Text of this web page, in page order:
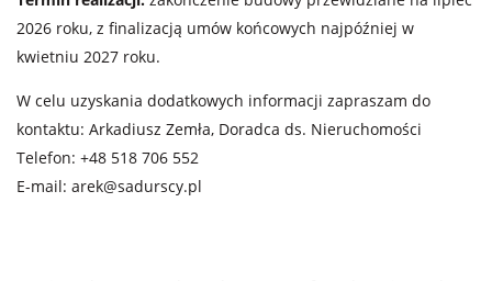
2026 roku, z finalizacją umów końcowych najpóźniej w
kwietniu 2027 roku.
W celu uzyskania dodatkowych informacji zapraszam do
kontaktu: Arkadiusz Zemła, Doradca ds. Nieruchomości
Telefon: +48 518 706 552
E-mail: arek@sadurscy.pl